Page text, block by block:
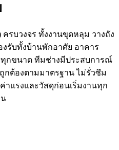
ครบวงจร ทั้งงานขุดหลุม วางถัง
งรับทั้งบ้านพักอาศัย อาคาร
กขนาด ทีมช่างมีประสบการณ์
กต้องตามมาตรฐาน ไม่รั่วซึม
าแรงและวัสดุก่อนเริ่มงานทุก
น